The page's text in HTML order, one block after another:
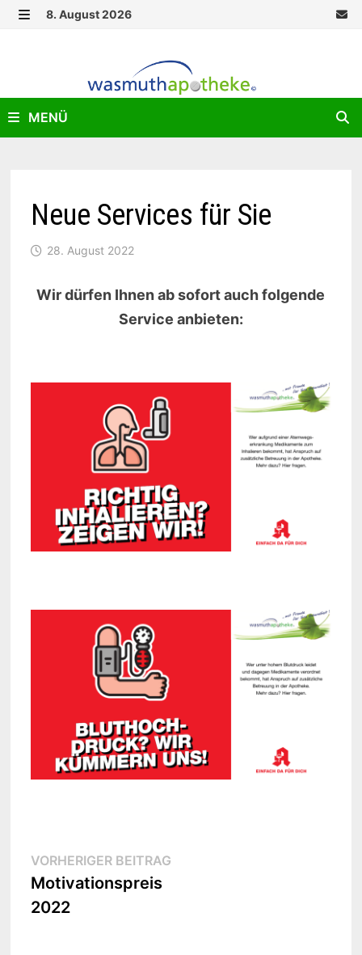
Zurück
8. August 2026
MENÜ
Neue Services für Sie
28. August 2022
Wir dürfen Ihnen ab sofort auch folgende
Service anbieten:
Beitragsnavigation
VORHERIGER BEITRAGVorheriger
Motivationspreis
2022